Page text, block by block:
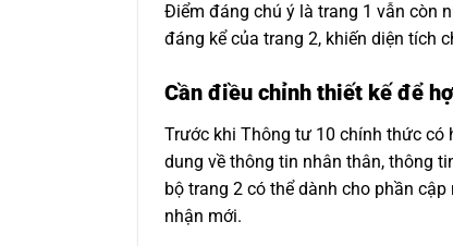
Điểm đáng chú ý là trang 1 vẫn còn
đáng kể của trang 2, khiến diện tích
Cần điều chỉnh thiết kế để
Trước khi Thông tư 10 chính thức có
dung về thông tin nhân thân, thông
bộ trang 2 có thể dành cho phần
nhận mới.